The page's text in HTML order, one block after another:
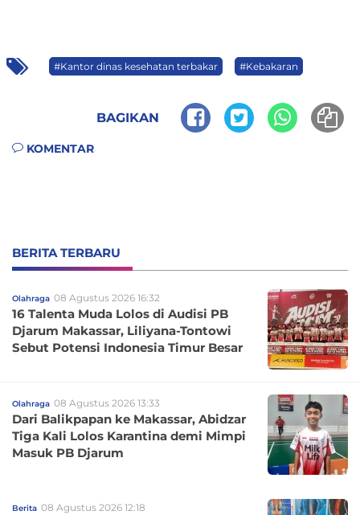
#Kantor dinas kesehatan terbakar #Kebakaran
BAGIKAN
KOMENTAR
BERITA TERBARU
Olahraga 08 Agustus 2026 16:32
16 Talenta Muda Lolos di Audisi PB
Djarum Makassar, Liliyana-Tontowi
Sebut Potensi Indonesia Timur Besar
Olahraga 08 Agustus 2026 13:33
Dari Balikpapan ke Makassar, Abidzar
Tiga Kali Lolos Karantina demi Mimpi
Masuk PB Djarum
Berita 08 Agustus 2026 12:18